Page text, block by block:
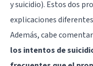
y suicidio). Estos dos
explicaciones
Además, cabe
los intentos de